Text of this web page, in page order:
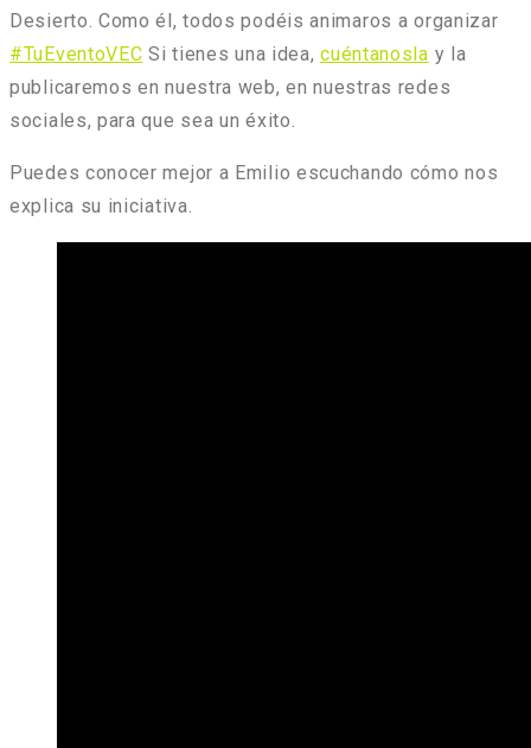
Desierto. Como él, todos podéis animaros a organizar
#TuEventoVEC Si tienes una idea,cuéntanosla y la
publicaremos en nuestra web, en nuestras redes
sociales, para que sea un éxito.
Puedes conocer mejor a Emilio escuchando cómo nos
explica su iniciativa.